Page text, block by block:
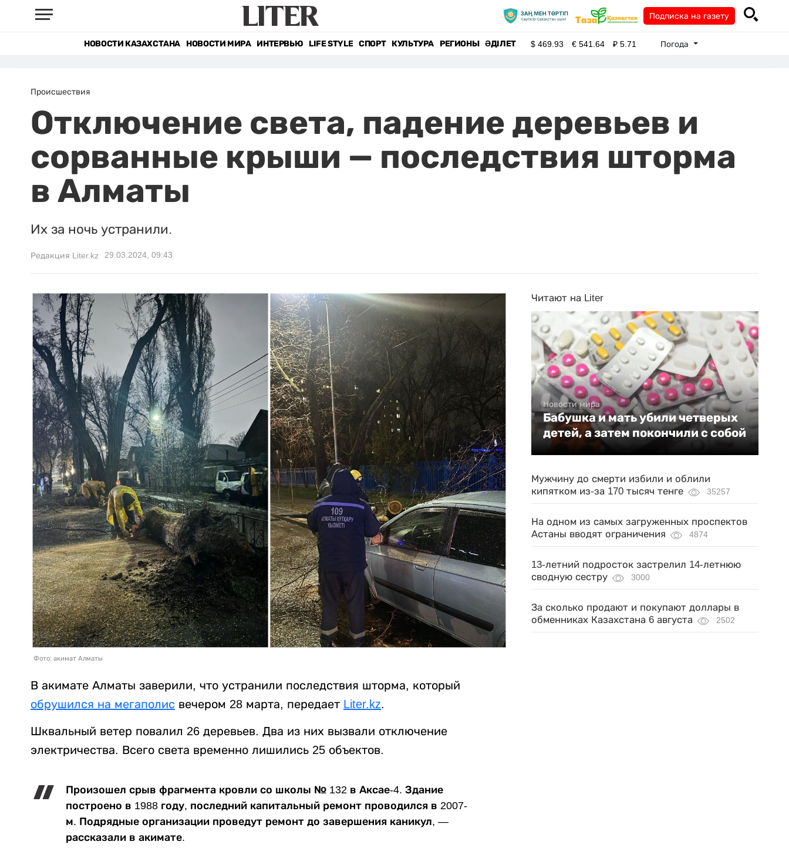
Подписка на газету
НОВОСТИ КАЗАХСТАНА НОВОСТИ МИРА ИНТЕРВЬЮ LIFE STYLE СПОРТ КУЛЬТУРА РЕГИОНЫ ӘДІЛЕТ $469.93 €541.64 ₽5.71 Погода
Происшествия
Отключение света, падение деревьев и
сорванные крыши — последствия шторма
в Алматы
Их за ночь устранили.
Редакция Liter.kz 29.03.2024, 09:43
Фото: акимат Алматы
В акимате Алматы заверили, что устранили последствия шторма, который
обрушился на мегаполис вечером 28 марта, передает Liter.kz.
Шквальный ветер повалил 26 деревьев. Два из них вызвали отключение
электричества. Всего света временно лишились 25 объектов.
Произошел срыв фрагмента кровли со школы № 132 в Аксае-4. Здание
построено в 1988 году, последний капитальный ремонт проводился в 2007-
м. Подрядные организации проведут ремонт до завершения каникул, —
рассказали в акимате.
Читают на Liter
Новости мира
Бабушка и мать убили четверых
детей, а затем покончили с собой
Мужчину до смерти избили и облили
кипятком из-за 170 тысяч тенге
35257
На одном из самых загруженных проспектов
Астаны вводят ограничения
4874
13-летний подросток застрелил 14-летнюю
сводную сестру
3000
За сколько продают и покупают доллары в
обменниках Казахстана 6 августа
2502